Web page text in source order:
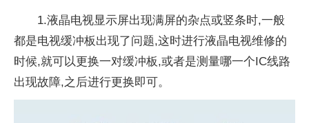
1.液晶电视显示屏出现满屏的杂点或竖条时,一般
都是电视缓冲板出现了问题,这时进行液晶电视维修的
时候,就可以更换一对缓冲板,或者是测量哪一个IC线路
出现故障,之后进行更换即可。